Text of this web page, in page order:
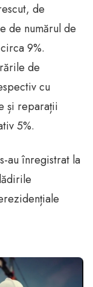
de
de numărul de
9%.
de
cu
și reparații
5%.
au înregistrat la